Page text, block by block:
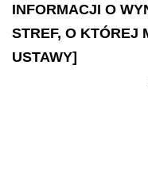
INFORMACJI O
STREF, O KTÓREJ
USTAWY]